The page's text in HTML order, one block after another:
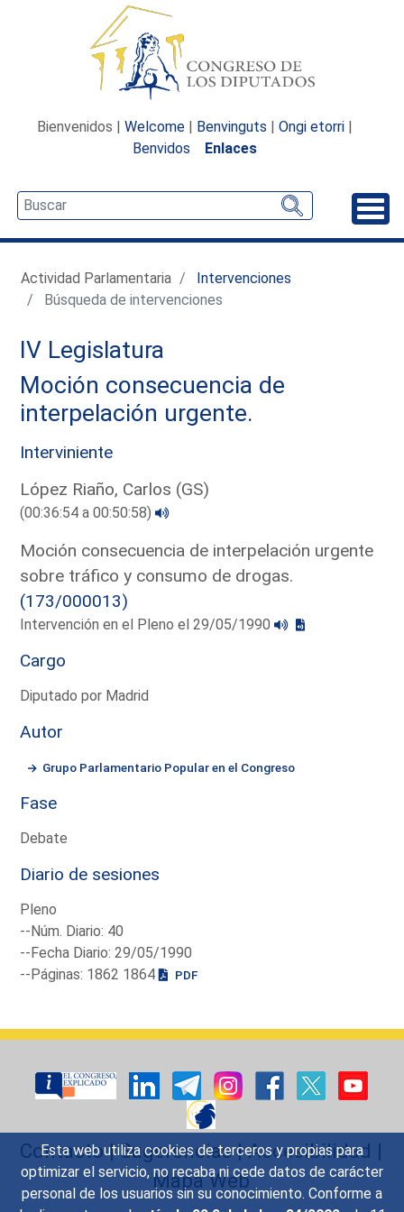
Esta web utiliza cookies de terceros y propias para
optimizar el servicio, no recaba ni cede datos de carácter
personal de los usuarios sin su conocimiento. Conforme a
Bienvenidos | Welcome | Benvinguts | Ongi etorri |
Benvidos
Enlaces
Actividad Parlamentaria
Intervenciones
Búsqueda de intervenciones
IV Legislatura
Moción consecuencia de
interpelación urgente.
Interviniente
López Riaño, Carlos (GS)
(00:36:54 a 00:50:58)
Moción consecuencia de interpelación urgente
sobre tráfico y consumo de drogas.
(173/000013)
Intervención en el Pleno el 29/05/1990
Cargo
Diputado por Madrid
Autor
Grupo Parlamentario Popular en el Congreso
Fase
Debate
Diario de sesiones
Pleno
--Núm. Diario: 40
--Fecha Diario: 29/05/1990
--Páginas: 1862 1864
PDF
Contacto|Sugerencias|Accesibilidad |
Mapa Web